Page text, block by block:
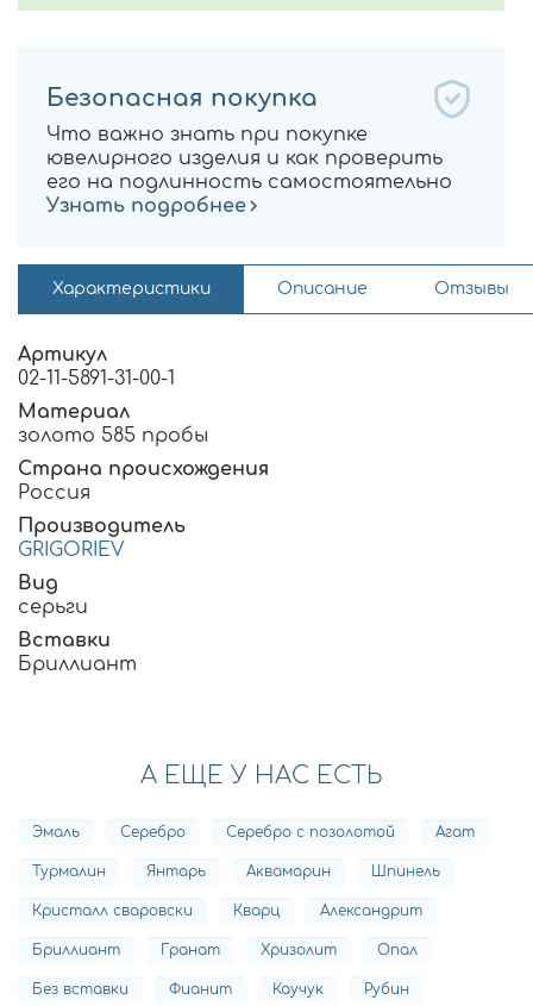
Безопасная покупка
Что важно знать при покупке
ювелирного изделия и как проверить
его на подлинность самостоятельно
Узнать подробнее
Характеристики Описание Отзывы
Артикул
02-11-5891-31-00-1
Материал
золото 585 пробы
Страна происхождения
Россия
Производитель
GRIGORIEV
Вид
серьги
Вставки
Бриллиант
А ЕЩЕ У НАС ЕСТЬ
Эмаль Серебро Серебро с позолотой Агат
Турмалин Янтарь Аквамарин Шпинель
Кристалл сваровски Кварц Александрит
Бриллиант Гранат Хризолит Опал
Без вставки Фианит Каучук Рубин